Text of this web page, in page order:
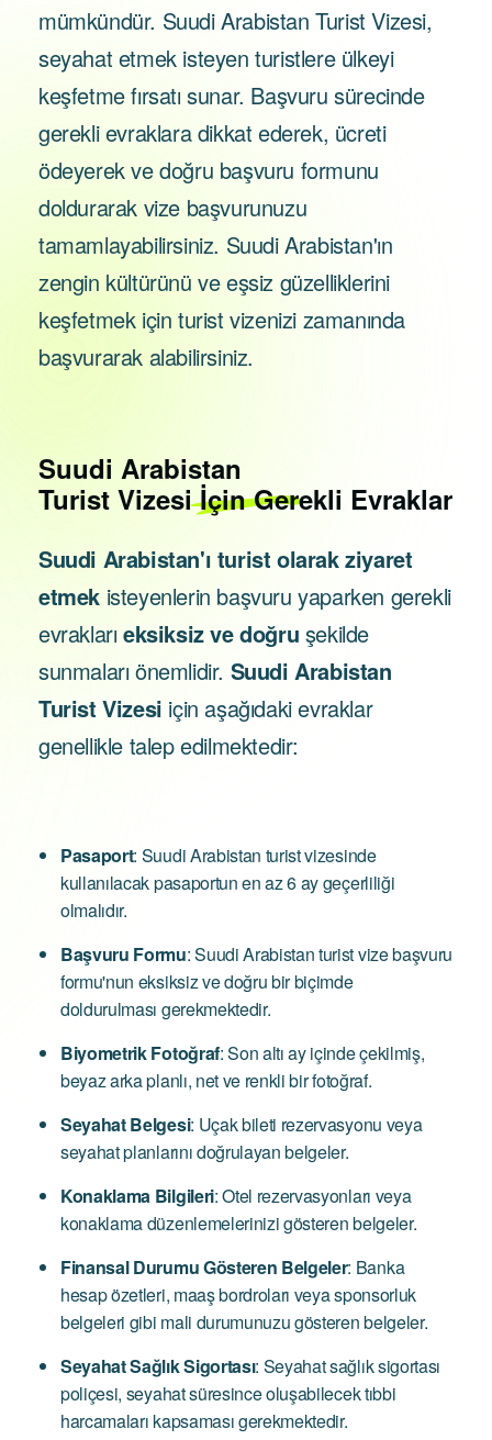
mümkündür. Suudi Arabistan Turist Vizesi,
seyahat etmek isteyen turistlere ülkeyi
keşfetme fırsatı sunar. Başvuru sürecinde
gerekli evraklara dikkat ederek, ücreti
ödeyerek ve doğru başvuru formunu
doldurarak vize başvurunuzu
tamamlayabilirsiniz. Suudi Arabistan'ın
zengin kültürünü ve eşsiz güzelliklerini
keşfetmek için turist vizenizi zamanında
başvurarak alabilirsiniz.
Suudi Arabistan
Turist Vizesi İçin Gerekli Evraklar
Suudi Arabistan'ı turist olarak ziyaret
etmek isteyenlerin başvuru yaparken gerekli
evrakları eksiksiz ve doğru şekilde
sunmaları önemlidir. Suudi Arabistan
Turist Vizesi için aşağıdaki evraklar
genellikle talep edilmektedir:
Pasaport: Suudi Arabistan turist vizesinde
kullanılacak pasaportun en az 6 ay geçerliliği
olmalıdır.
Başvuru Formu: Suudi Arabistan turist vize başvuru
formu'nun eksiksiz ve doğru bir biçimde
doldurulması gerekmektedir.
Biyometrik Fotoğraf: Son altı ay içinde çekilmiş,
beyaz arka planlı, net ve renkli bir fotoğraf.
Seyahat Belgesi: Uçak bileti rezervasyonu veya
seyahat planlarını doğrulayan belgeler.
Konaklama Bilgileri: Otel rezervasyonları veya
konaklama düzenlemelerinizi gösteren belgeler.
Finansal Durumu Gösteren Belgeler: Banka
hesap özetleri, maaş bordroları veya sponsorluk
belgeleri gibi mali durumunuzu gösteren belgeler.
Seyahat Sağlık Sigortası: Seyahat sağlık sigortası
poliçesi, seyahat süresince oluşabilecek tıbbi
harcamaları kapsaması gerekmektedir.